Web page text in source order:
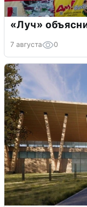
«Луч»
7 августа 0